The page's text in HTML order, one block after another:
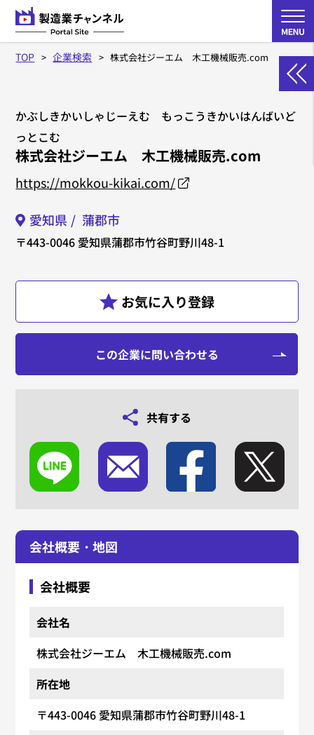
TOP 企業検索 株式会社ジーエム 木工機械販売.com
かぶしきかいしゃじーえむ もっこうきかいはんばいど
っとこむ
株式会社ジーエム 木工機械販売.com
https://mokkou-kikai.com/
愛知県 蒲郡市
〒443-0046 愛知県蒲郡市竹谷町野川48-1
この企業に問い合わせる
共有する
会社概要・地図
会社概要
会社名
株式会社ジーエム 木工機械販売.com
所在地
〒443-0046 愛知県蒲郡市竹谷町野川48-1